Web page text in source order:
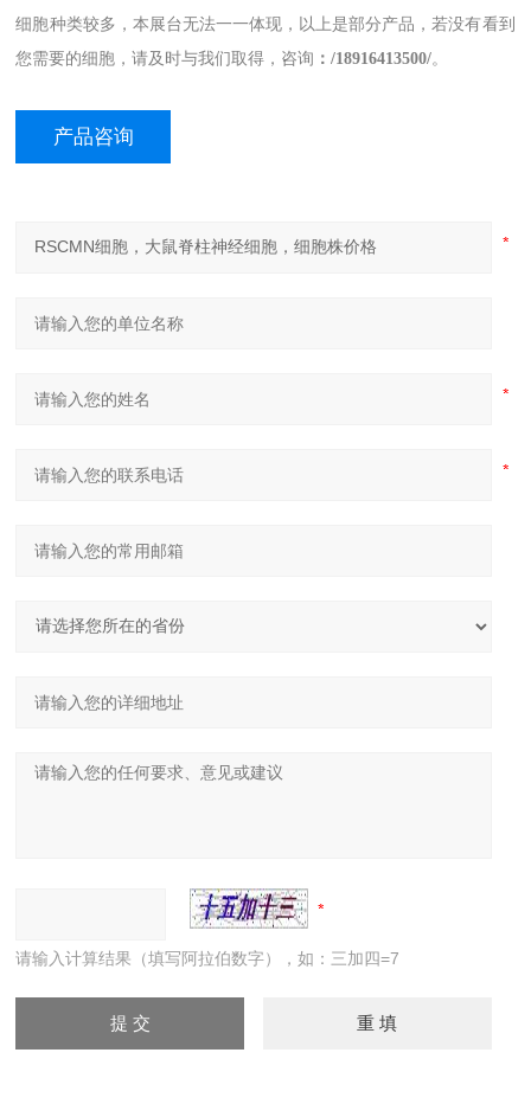
细胞种类较多，本展台无法一一体现 ， 以上是部分产品，若没有看到
您需要的细胞，请及时与我们取得，咨询 ：/18916413500/。
产品咨询
请输入计算结果（填写阿拉伯数字），如：三加四=7